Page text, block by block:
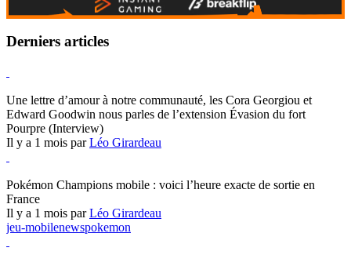
Derniers articles
Une lettre d’amour à notre communauté, les Cora Georgiou et
Edward Goodwin nous parles de l’extension Évasion du fort
Pourpre (Interview)
Il y a 1 mois parLéo Girardeau
Pokémon Champions mobile : voici l’heure exacte de sortie en
France
Il y a 1 mois parLéo Girardeau
jeu-mobilenewspokemon